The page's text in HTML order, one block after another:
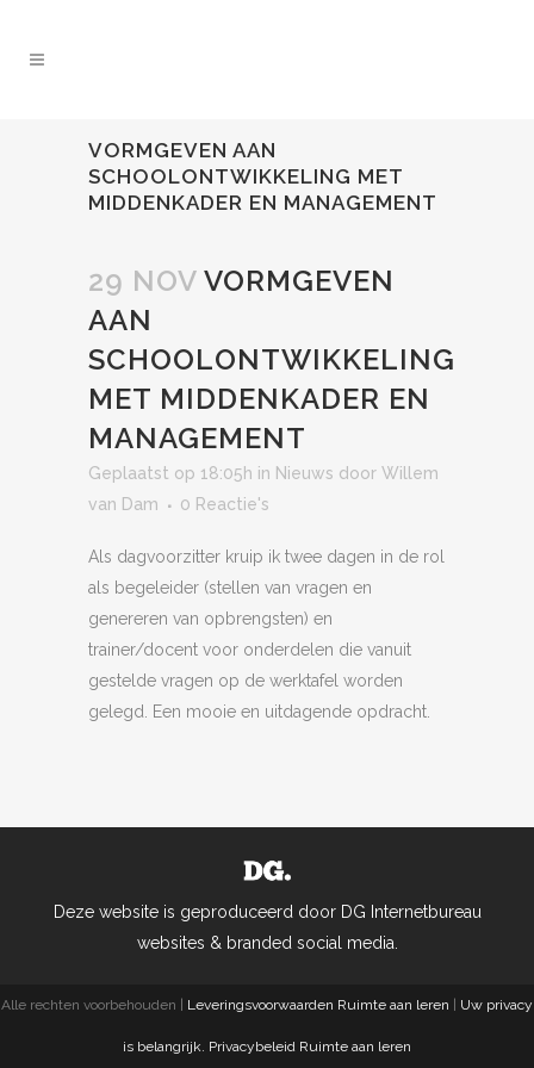
VORMGEVEN AAN
SCHOOLONTWIKKELING MET
MIDDENKADER EN MANAGEMENT
29 NOV VORMGEVEN
AAN
SCHOOLONTWIKKELING
MET MIDDENKADER EN
MANAGEMENT
Geplaatst op 18:05h in Nieuws door Willem
van Dam
0 Reactie's
Als dagvoorzitter kruip ik twee dagen in de rol
als begeleider (stellen van vragen en
genereren van opbrengsten) en
trainer/docent voor onderdelen die vanuit
gestelde vragen op de werktafel worden
gelegd. Een mooie en uitdagende opdracht.
Deze website is geproduceerd door DG Internetbureau
websites & branded social media.
Alle rechten voorbehouden | Leveringsvoorwaarden Ruimte aan leren Uw privacy
is belangrijk. Privacybeleid Ruimte aan leren